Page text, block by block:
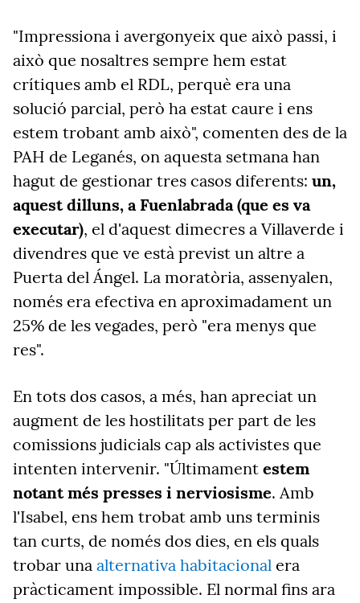
"Impressiona i avergonyeix que això passi, i
això que nosaltres sempre hem estat
crítiques amb el RDL, perquè era una
solució parcial, però ha estat caure i ens
estem trobant amb això", comenten des de la
PAH de Leganés, on aquesta setmana han
hagut de gestionar tres casos diferents: un,
aquest dilluns, a Fuenlabrada (que es va
executar), el d'aquest dimecres a Villaverde i
divendres que ve està previst un altre a
Puerta del Ángel. La moratòria, assenyalen,
només era efectiva en aproximadament un
25% de les vegades, però "era menys que
res".
En tots dos casos, a més, han apreciat un
augment de les hostilitats per part de les
comissions judicials cap als activistes que
intenten intervenir. "Últimament estem
notant més presses i nerviosisme. Amb
l'Isabel, ens hem trobat amb uns terminis
tan curts, de només dos dies, en els quals
trobar una alternativa habitacional era
pràcticament impossible. El normal fins ara